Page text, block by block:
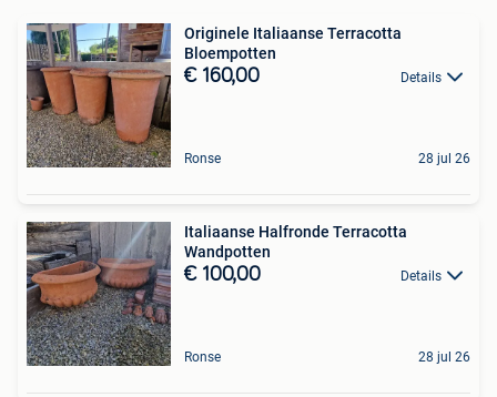
Originele Italiaanse Terracotta
Bloempotten
€ 160,00 Details
Ronse 28 jul 26
Italiaanse Halfronde Terracotta
Wandpotten
€ 100,00 Details
Ronse 28 jul 26